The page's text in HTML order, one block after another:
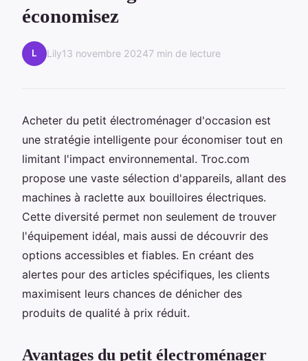
économisez
L Lily13 novembre 20247 min de lecture
Acheter du petit électroménager d'occasion est
une stratégie intelligente pour économiser tout en
limitant l'impact environnemental. Troc.com
propose une vaste sélection d'appareils, allant des
machines à raclette aux bouilloires électriques.
Cette diversité permet non seulement de trouver
l'équipement idéal, mais aussi de découvrir des
options accessibles et fiables. En créant des
alertes pour des articles spécifiques, les clients
maximisent leurs chances de dénicher des
produits de qualité à prix réduit.
Avantages du petit électroménager